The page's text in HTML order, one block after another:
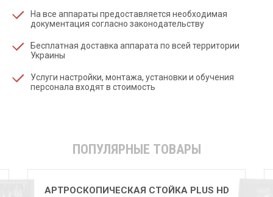
На все аппараты предоставляется необходимая
документация согласно законодательству
Бесплатная доставка аппарата по всей территории
Украины
Услуги настройки, монтажа, установки и обучения
персонала входят в стоимость
ПОПУЛЯРНЫЕ ТОВАРЫ
АРТРОСКОПИЧЕСКАЯ СТОЙКА PLUS HD